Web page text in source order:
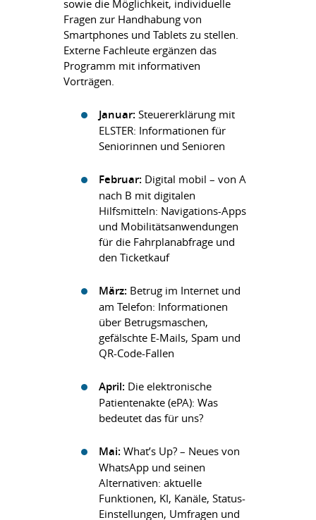
sowie die Möglichkeit, individuelle
Fragen zur Handhabung von
Smartphones und Tablets zu stellen.
Externe Fachleute ergänzen das
Programm mit informativen
Vorträgen.
Januar: Steuererklärung mit
ELSTER: Informationen für
Seniorinnen und Senioren
Februar: Digital mobil – von A
nach B mit digitalen
Hilfsmitteln: Navigations-Apps
und Mobilitätsanwendungen
für die Fahrplanabfrage und
den Ticketkauf
März: Betrug im Internet und
am Telefon: Informationen
über Betrugsmaschen,
gefälschte E-Mails, Spam und
QR-Code-Fallen
April: Die elektronische
Patientenakte (ePA): Was
bedeutet das für uns?
Mai: What’s Up? – Neues von
WhatsApp und seinen
Alternativen: aktuelle
Funktionen, KI, Kanäle, Status-
Einstellungen, Umfragen und